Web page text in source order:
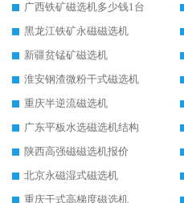
广西铁矿磁选机多少钱1台
黑龙江铁矿永磁磁选机
新疆贫锰矿磁选机
淮安钢渣微粉干式磁选机
重庆半逆流磁选机
广东平板水选磁选机结构
陕西高强磁磁选机报价
北京永磁湿式磁选机
重庆干式高梯度磁选机